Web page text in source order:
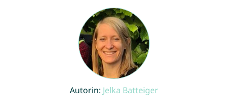
Autorin: Jelka Batteiger